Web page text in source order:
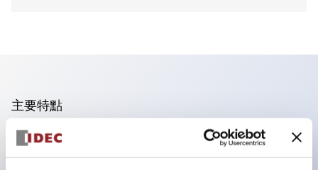
主要特點
可進行集合密著安裝
附鎖選擇開關採用高安全性的彈子鎖結構